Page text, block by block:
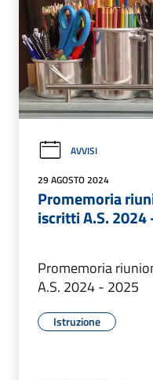
AVVISI
29 AGOSTO 2024
Promemoria
iscritti A.S. 2024
Promemoria
A.S. 2024 - 2025
Istruzione